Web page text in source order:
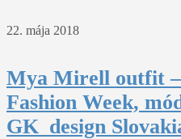
22. mája 2018
Mya Mirell outfit
Fashion Week,
GK_design